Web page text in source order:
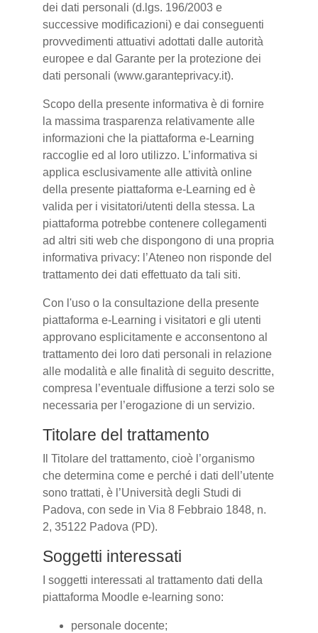
dei dati personali (d.lgs. 196/2003 e
successive modificazioni) e dai conseguenti
provvedimenti attuativi adottati dalle autorità
europee e dal Garante per la protezione dei
dati personali (www.garanteprivacy.it).
Scopo della presente informativa è di fornire
la massima trasparenza relativamente alle
informazioni che la piattaforma e-Learning
raccoglie ed al loro utilizzo. L’informativa si
applica esclusivamente alle attività online
della presente piattaforma e-Learning ed è
valida per i visitatori/utenti della stessa. La
piattaforma potrebbe contenere collegamenti
ad altri siti web che dispongono di una propria
informativa privacy: l’Ateneo non risponde del
trattamento dei dati effettuato da tali siti.
Con l'uso o la consultazione della presente
piattaforma e-Learning i visitatori e gli utenti
approvano esplicitamente e acconsentono al
trattamento dei loro dati personali in relazione
alle modalità e alle finalità di seguito descritte,
compresa l’eventuale diffusione a terzi solo se
necessaria per l’erogazione di un servizio.
Titolare del trattamento
Il Titolare del trattamento, cioè l’organismo
che determina come e perché i dati dell’utente
sono trattati, è l’Università degli Studi di
Padova, con sede in Via 8 Febbraio 1848, n.
2, 35122 Padova (PD).
Soggetti interessati
I soggetti interessati al trattamento dati della
piattaforma Moodle e-learning sono:
personale docente;